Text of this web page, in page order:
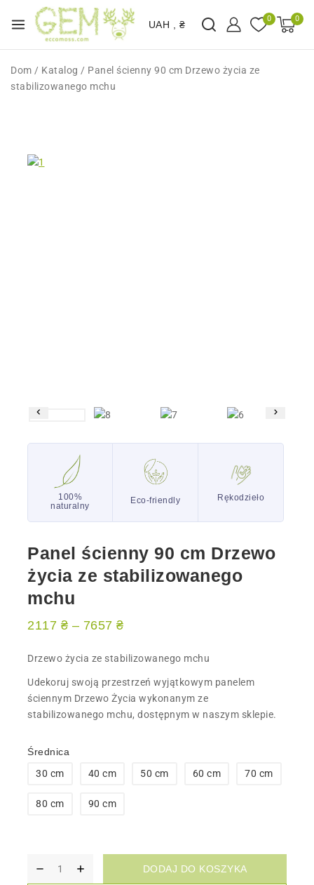
UAH , ₴
0 0
Dom / Katalog / Panel ścienny 90 cm Drzewo życia ze
stabilizowanego mchu
100%
naturalny
Eco-friendly Rękodzieło
Panel ścienny 90 cm Drzewo
życia ze stabilizowanego
mchu
2117 ₴ – 7657 ₴
Drzewo życia ze stabilizowanego mchu
Udekoruj swoją przestrzeń wyjątkowym panelem
ściennym Drzewo Życia wykonanym ze
stabilizowanego mchu, dostępnym w naszym sklepie.
Średnica
30 cm
40 cm 50 cm 60 cm 70 cm
80 cm 90 cm
DODAJ DO KOSZYKA